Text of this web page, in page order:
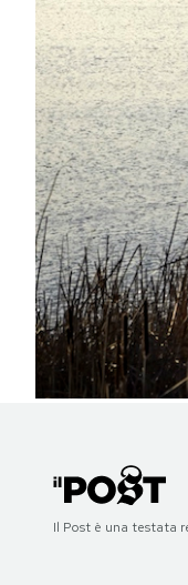
Sport
PODCAST
I MIEI
SHOP
AREA
Il Post è una testata